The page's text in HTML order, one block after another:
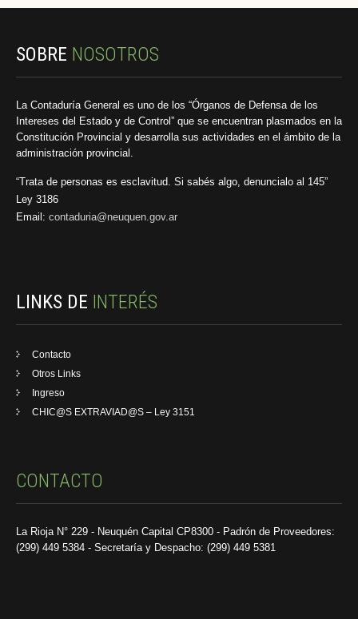
SOBRE NOSOTROS
La Contaduría General es uno de los “Órganos de Defensa de los
Intereses del Estado y de Control” que se encuentran plasmados en la
Constitución Provincial y desarrolla sus actividades en el ámbito de la
administración provincial.
“Trata de personas es esclavitud. Si sabés algo, denuncialo al 145”
Ley 3186
Email: contaduria@neuquen.gov.ar
LINKS DE INTERÉS
Contacto
Otros Links
Ingreso
CHIC@S EXTRAVIAD@S – Ley 3151
CONTACTO
La Rioja N° 229 - Neuquén Capital CP8300 - Padrón de Proveedores:
(299) 449 5384 - Secretaría y Despacho: (299) 449 5381